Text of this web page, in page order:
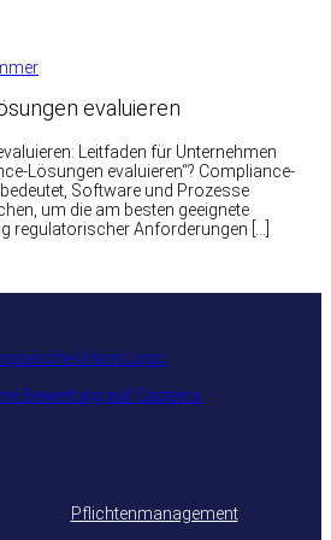
evaluieren
Leitfaden für Unternehmen
Lösungen evaluieren“? Compliance-
bedeutet, Software und Prozesse
um die am besten geeignete
regulatorischer Anforderungen […]
Pflichtenmanagement